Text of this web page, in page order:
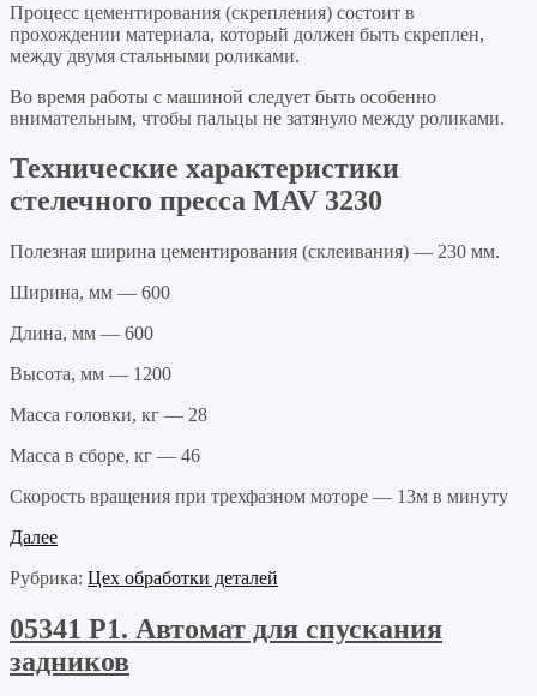
Процесс цементирования (скрепления) состоит в
прохождении материала, который должен быть скреплен,
между двумя стальными роликами.
Во время работы с машиной следует быть особенно
внимательным, чтобы пальцы не затянуло между роликами.
Технические характеристики
стелечного пресса MAV 3230
Полезная ширина цементирования (склеивания) — 230 мм.
Ширина, мм — 600
Длина, мм — 600
Высота, мм — 1200
Масса головки, кг — 28
Масса в сборе, кг — 46
Скорость вращения при трехфазном моторе — 13м в минуту
Далее
Рубрика: Цех обработки деталей
05341 P1. Автомат для спускания
задников